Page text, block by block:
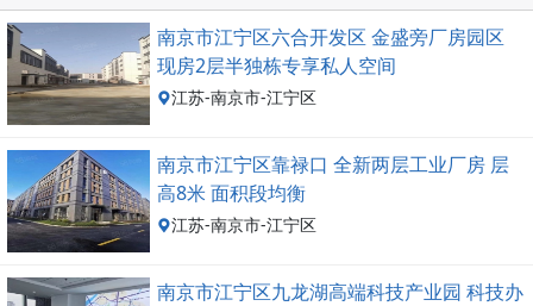
南京市江宁区六合开发区 金盛旁厂房园区
现房2层半独栋专享私人空间
江苏-南京市-江宁区
南京市江宁区靠禄口 全新两层工业厂房 层
高8米 面积段均衡
江苏-南京市-江宁区
南京市江宁区九龙湖高端科技产业园 科技办